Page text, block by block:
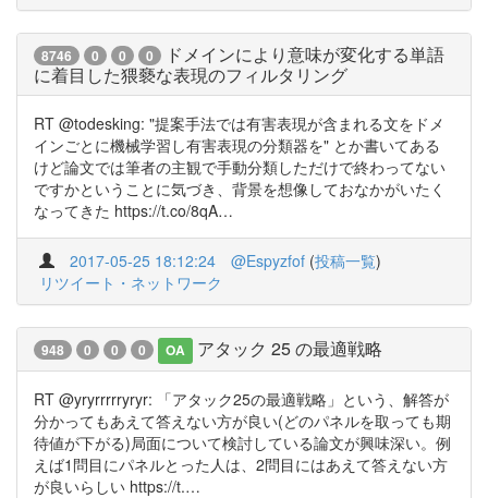
8746 0 0 0
ドメインにより意味が変化する単語
に着目した猥褻な表現のフィルタリング
RT @todesking: "提案手法では有害表現が含まれる文をドメ
インごとに機械学習し有害表現の分類器を" とか書いてある
けど論文では筆者の主観で手動分類しただけで終わってない
ですかということに気づき、背景を想像しておなかがいたく
なってきた https://t.co/8qA…
2017-05-25 18:12:24 @Espyzfof (投稿一覧)
リツイート・ネットワーク
948 0 0 0 OA アタック 25 の最適戦略
RT @yryrrrrryryr: 「アタック25の最適戦略」という、解答が
分かってもあえて答えない方が良い(どのパネルを取っても期
待値が下がる)局面について検討している論文が興味深い。例
えば1問目にパネルとった人は、2問目にはあえて答えない方
が良いらしい https://t.…